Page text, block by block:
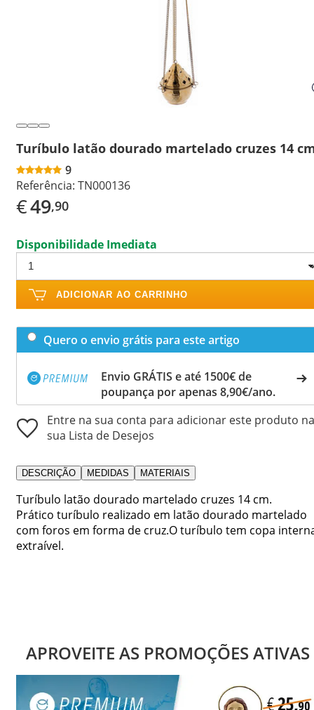
Turíbulo latão dourado martelado cruzes 14
9
Referência: TN000136
€49,90
Disponibilidade Imediata
ADICIONAR AO CARRINHO
Quero o envio grátis para este artigo
Envio GRÁTIS e até 1500€ de
poupança por apenas 8,90€/ano.
Entre na sua conta para adicionar este produto na
sua Lista de Desejos
DESCRIÇÃO MEDIDAS MATERIAIS
Turíbulo latão dourado martelado cruzes 14 cm.
Prático turíbulo realizado em latão dourado martelado
com foros em forma de cruz.O turíbulo tem copa
extraível.
APROVEITE AS PROMOÇÕES ATIVAS